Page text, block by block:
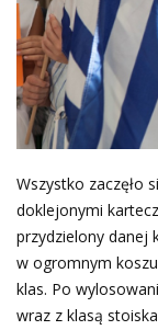
Wszystko zaczęło
doklejonymi
przydzielony danej
w ogromnym
klas. Po
wraz z klasą